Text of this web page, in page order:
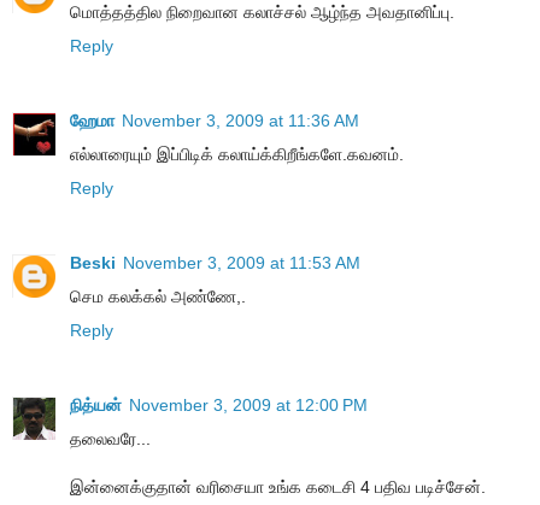
மொத்தத்தில நிறைவான கலாச்சல் ஆழ்ந்த அவதானிப்பு.
Reply
ஹேமா November 3, 2009 at 11:36 AM
எல்லாரையும் இப்பிடிக் கலாய்க்கிறீங்களே.கவனம்.
Reply
Beski November 3, 2009 at 11:53 AM
செம கலக்கல் அண்ணே,.
Reply
நித்யன் November 3, 2009 at 12:00 PM
தலைவரே...
இன்னைக்குதான் வரிசையா உங்க கடைசி 4 பதிவ படிச்சேன்.